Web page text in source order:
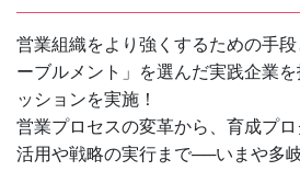
営業組織をより強くするための手
ーブルメント」を選んだ実践企業
ッションを実施！
営業プロセスの変革から、育成プ
活用や戦略の実行まで──いまや多